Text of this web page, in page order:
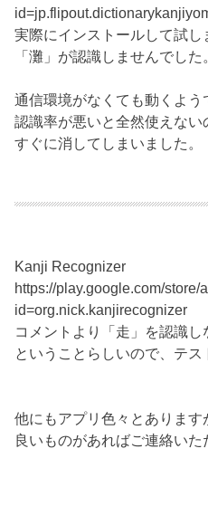
実際にインストールして試し
「灘」が認識しませんでし
通信環境がなくても動くよう
認識率が悪いと全然使えない
すぐに消してしまいました。
Kanji Recognizer
https://play.google.com/store/
id=org.nick.kanjirecognizer
コメントより「走」を認識し
ということらしいので、テ
他にもアプリ色々とあります
良いものがあればご連絡いた